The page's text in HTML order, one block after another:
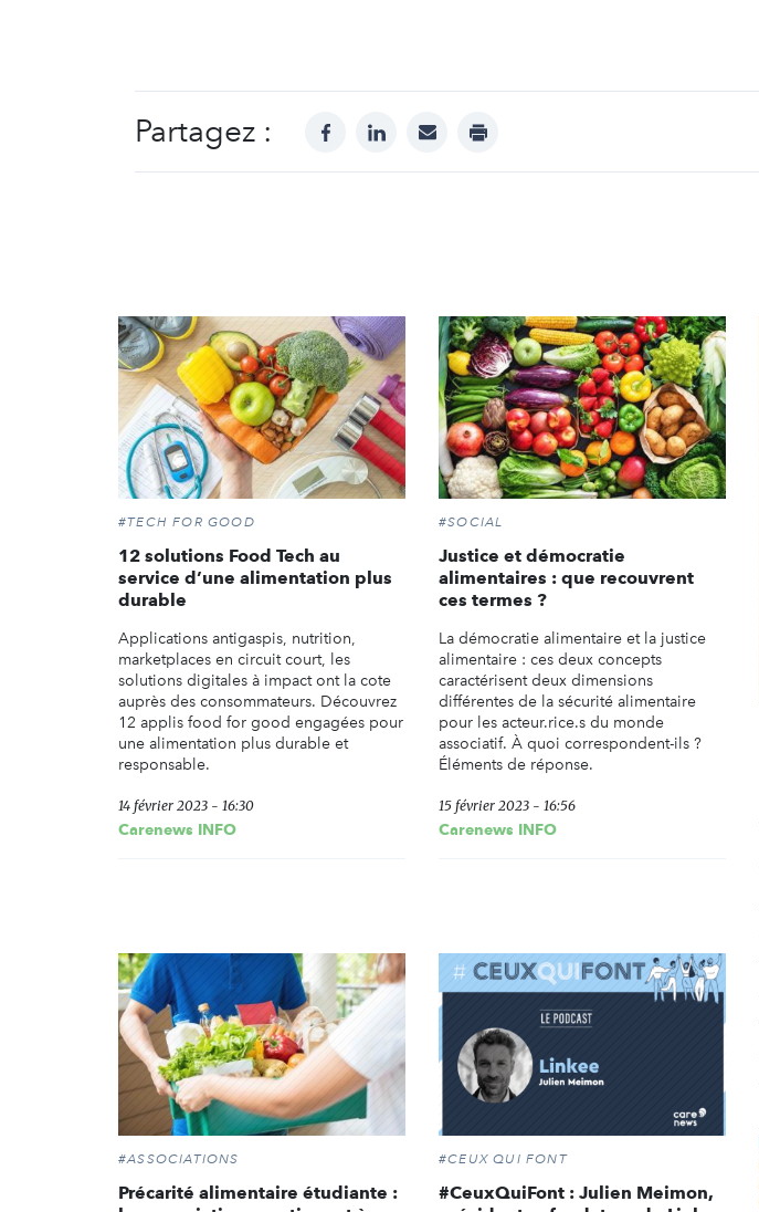
Partagez : facebooklinkedinmail print
#TECH FOR GOOD
12 solutions Food Tech au
service d’une alimentation plus
durable
Applications antigaspis, nutrition,
marketplaces en circuit court, les
solutions digitales à impact ont la cote
auprès des consommateurs. Découvrez
12 applis food for good engagées pour
une alimentation plus durable et
responsable.
14 février 2023 - 16:30
Carenews INFO
#SOCIAL
Justice et démocratie
alimentaires : que recouvrent
ces termes ?
La démocratie alimentaire et la justice
alimentaire : ces deux concepts
caractérisent deux dimensions
différentes de la sécurité alimentaire
pour les acteur.rice.s du monde
associatif. À quoi correspondent-ils ?
Éléments de réponse.
15 février 2023 - 16:56
Carenews INFO
#ASSOCIATIONS
Précarité alimentaire étudiante :
#CEUX QUI FONT
#CeuxQuiFont : Julien Meimon,